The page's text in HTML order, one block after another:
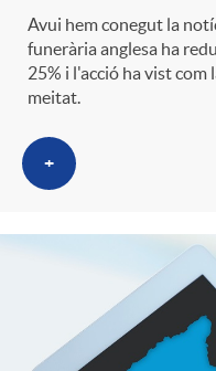
Avui hem conegut la
funerària anglesa ha
25% i l'acció ha vist com
meitat.
+